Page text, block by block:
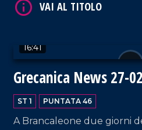
dedicato a Cesare Pavese
testimonianza.
16:41
Grecanica News 27-
ST 1 PUNTATA 46
A Brancaleone due giorni
VAI AL TITOLO